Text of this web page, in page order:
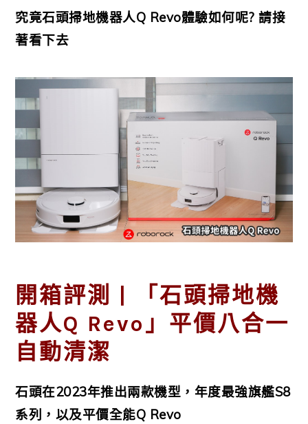
究竟石頭掃地機器人Q Revo體驗如何呢? 請接
著看下去
開箱評測 | 「石頭掃地機
器人Q Revo」平價八合一
自動清潔
石頭在2023年推出兩款機型，年度最強旗艦S8
系列，以及平價全能Q Revo